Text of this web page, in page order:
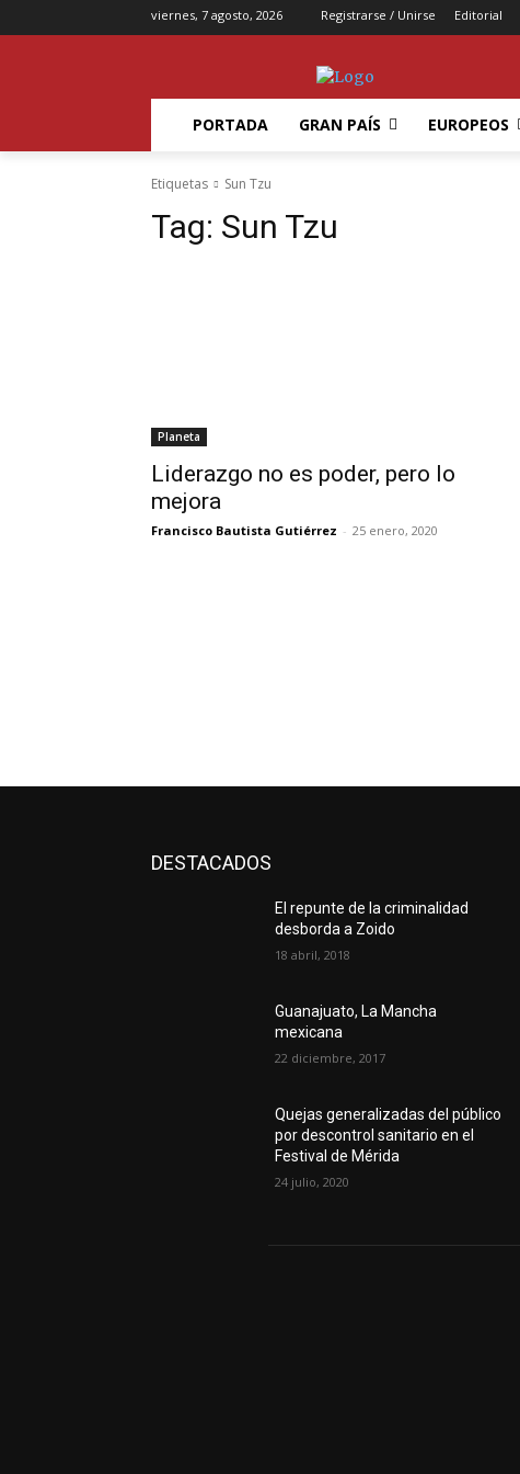
viernes, 7 agosto, 2026 Registrarse / Unirse Editorial
PORTADA GRAN PAÍS EUROPEOS
Etiquetas Sun Tzu
Tag: Sun Tzu
Planeta
Liderazgo no es poder, pero lo
mejora
Francisco Bautista Gutiérrez - 25 enero, 2020
DESTACADOS
El repunte de la criminalidad
desborda a Zoido
18 abril, 2018
Guanajuato, La Mancha
mexicana
22 diciembre, 2017
Quejas generalizadas del público
por descontrol sanitario en el
Festival de Mérida
24 julio, 2020